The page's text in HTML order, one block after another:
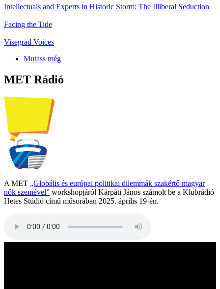
Intellectuals and Experts in Historic Storm: The Illiberal Seduction
Facing the Tide
Visegrad Voices
Mutass még
MET Rádió
A MET „Globális és európai politikai dilemmák szakértő magyar
nők szemével” workshopjáról Kárpáti János számolt be a Klubrádió
Hetes Stúdió című műsorában 2025. április 19-én.